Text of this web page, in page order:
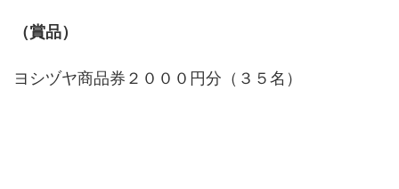
（賞品）
ヨシヅヤ商品券２０００円分（３５名）